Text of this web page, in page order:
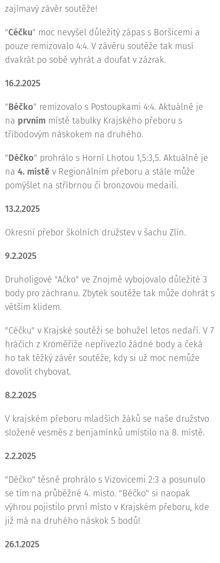
zajímavý závěr soutěže!
"Céčku" moc nevyšel důležitý zápas s Boršicemi a
pouze remizovalo 4:4. V závěru soutěže tak musí
dvakrát po sobě vyhrát a doufat v zázrak.
16.2.2025
"Béčko" remizovalo s Postoupkami 4:4. Aktuálně je
na prvním místě tabulky Krajského přeboru s
tříbodovým náskokem na druhého.
"Déčko" prohrálo s Horní Lhotou 1,5:3,5. Aktuálně je
na 4. místě v Regionálním přeboru a stále může
pomýšlet na stříbrnou či bronzovou medaili.
13.2.2025
Okresní přebor školních družstev v šachu Zlín.
9.2.2025
Druholigové "Ačko" ve Znojmě vybojovalo důležité 3
body pro záchranu. Zbytek soutěže tak může dohrát s
větším klidem.
"Céčku" v Krajské soutěži se bohužel letos nedaří. V 7
hráčích z Kroměříže nepřivezlo žádné body a čeká
ho tak těžký závěr soutěže, kdy si už moc nemůže
dovolit chybovat.
8.2.2025
V krajském přeboru mladších žáků se naše družstvo
složené vesměs z benjamínků umístilo na 8. místě.
2.2.2025
"Déčko" těsně prohrálo s Vizovicemi 2:3 a posunulo
se tím na průběžné 4. místo. "Béčko" si naopak
výhrou pojistilo první místo v Krajském přeboru, kde
již má na druhého náskok 5 bodů!
26.1.2025